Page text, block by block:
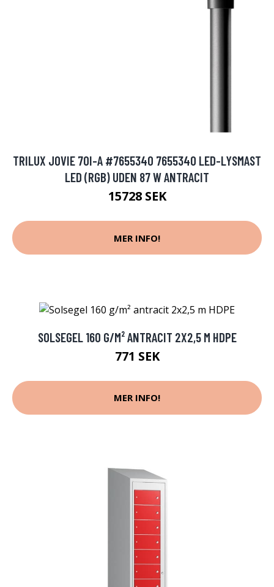
TRILUX JOVIE 70I-A #7655340 7655340 LED-LYSMAST
LED (RGB) UDEN 87 W ANTRACIT
15728 SEK
MER INFO!
SOLSEGEL 160 G/M² ANTRACIT 2X2,5 M HDPE
771 SEK
MER INFO!